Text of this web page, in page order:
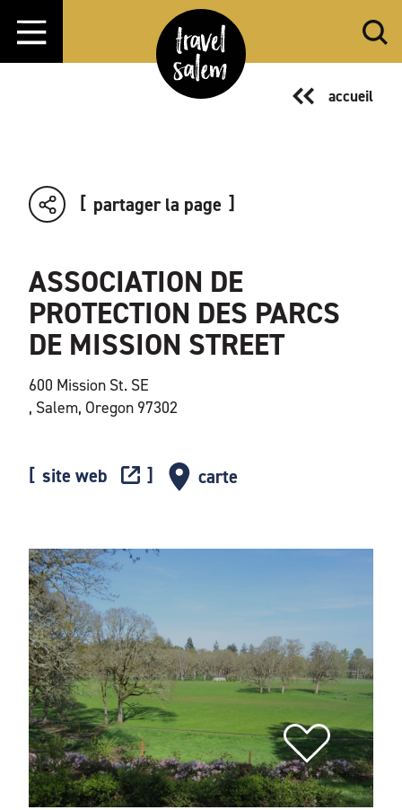
Aller directement au contenu
accueil
partager la page
ASSOCIATION DE
PROTECTION DES PARCS
DE MISSION STREET
600 Mission St. SE
, Salem, Oregon 97302
site web carte